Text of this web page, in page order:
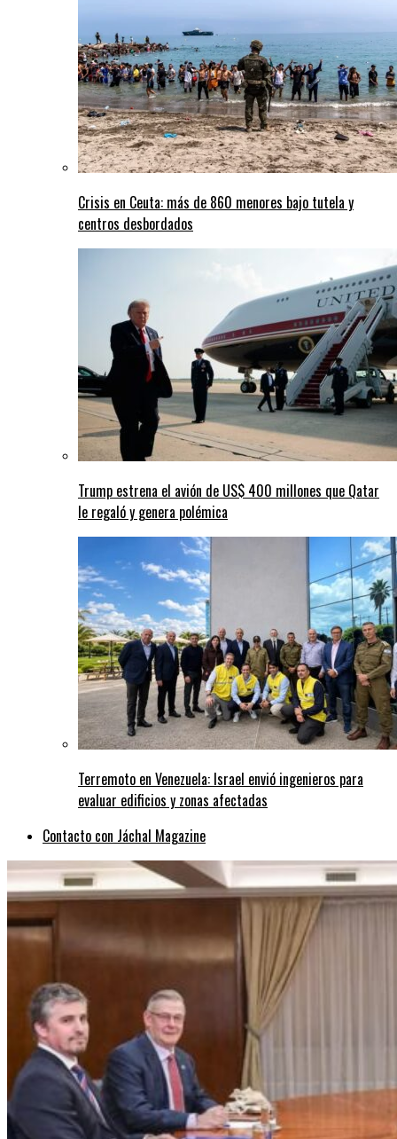
Crisis en Ceuta: más de 860 menores bajo tutela y
centros desbordados
Trump estrena el avión de US$ 400 millones que Qatar
le regaló y genera polémica
Terremoto en Venezuela: Israel envió ingenieros para
evaluar edificios y zonas afectadas
Contacto con Jáchal Magazine